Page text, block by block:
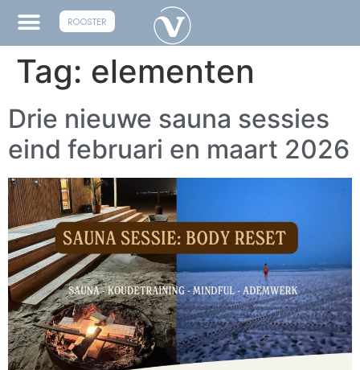
ROOSTER
Tag: elementen
Drie nieuwe sauna sessies
eind februari en maart 2026